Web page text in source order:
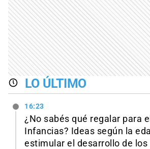
LO ÚLTIMO
16:23
¿No sabés qué regalar para
Infancias? Ideas según la
estimular el desarrollo de los